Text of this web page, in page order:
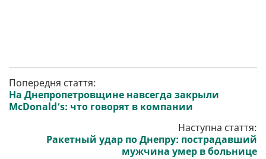
Попередня стаття:
На Днепропетровщине навсегда закрыли
McDonald’s: что говорят в компании
Наступна стаття:
Ракетный удар по Днепру: пострадавший
мужчина умер в больнице